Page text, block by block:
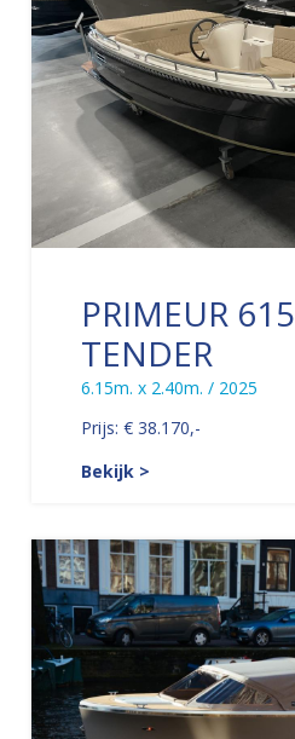
PRIMEUR 615
TENDER
6.15m. x 2.40m. / 2025
Prijs: € 38.170,-
Bekijk >